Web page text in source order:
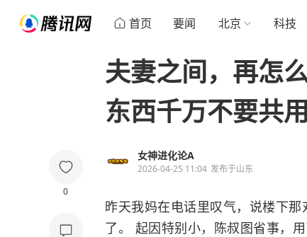
首页 要闻 北京 科技
0
夫妻之间，再怎
东西千万不要共用
女神进化论A
2026-04-25 11:04 发布于山东
昨天我妈在电话里叹气，说楼下
了。 起因特别小，陈叔图省事，